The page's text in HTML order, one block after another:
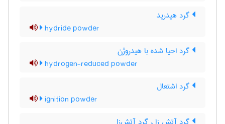
گرد هیدرید
hydride powder
گرد احیا شده با هیدروژن
hydrogen-reduced powder
گرد اشتعال
ignition powder